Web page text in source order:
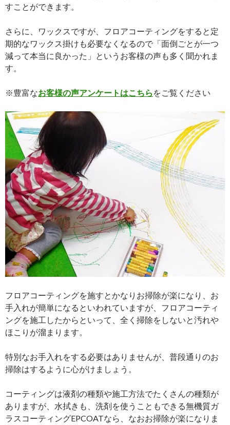
すことができます。
さらに、ワックスですが、フロアコーティングをすると定
期的なワックス掛けも必要なくなるので「面倒ごとが一つ
減って本当に良かった」というお客様の声も多く聞かれま
す。
※豊富なお客様の声アンケートはこちら をご覧ください
フロアコーティングを施すとかなりお掃除が楽になり、お
手入れが簡単になるといわれていますが、フロアコーティ
ングを施工したからといって、全く掃除をしないと汚れや
ほこりが溜まります。
特別なお手入れをする必要はありませんが、普段通りのお
掃除はするように心がけましょう。
コーティングは液剤の種類や施工方法でたくさんの種類が
ありますが、水拭きも、洗剤を使うこともできる無機質ガ
ラスコーティングEPCOATなら、なおお掃除が楽になりま